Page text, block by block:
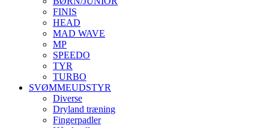
FINIS
HEAD
MAD WAVE
MP
SPEEDO
TYR
TURBO
SVØMMEUDSTYR
Diverse
Dryland træning
Fingerpadler